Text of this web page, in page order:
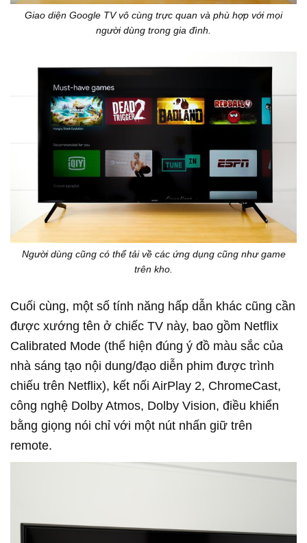
Giao diện Google TV vô cùng trực quan và phù hợp với mọi
người dùng trong gia đình.
Người dùng cũng có thể tải về các ứng dụng cũng như game
trên kho.
Cuối cùng, một số tính năng hấp dẫn khác cũng cần
được xướng tên ở chiếc TV này, bao gồm Netflix
Calibrated Mode (thể hiện đúng ý đồ màu sắc của
nhà sáng tạo nội dung/đạo diễn phim được trình
chiếu trên Netflix), kết nối AirPlay 2, ChromeCast,
công nghệ Dolby Atmos, Dolby Vision, điều khiển
bằng giọng nói chỉ với một nút nhấn giữ trên
remote.